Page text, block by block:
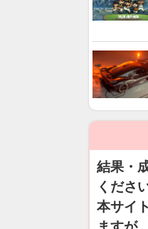
結果・
くださ
本サイ